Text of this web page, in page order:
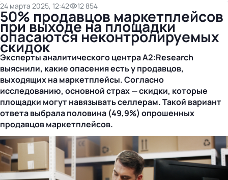
24 марта 2025, 12:42 12 854
50% продавцов маркетплейсов
при выходе на площадки
опасаются неконтролируемых
скидок
Эксперты аналитического центра A2:Research
выяснили, какие опасения есть у продавцов,
выходящих на маркетплейсы. Согласно
исследованию, основной страх — скидки, которые
площадки могут навязывать селлерам. Такой вариант
ответа выбрала половина (49,9%) опрошенных
продавцов маркетплейсов.